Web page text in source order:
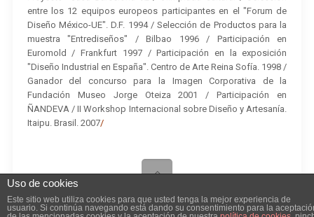
entre los 12 equipos europeos participantes en el "Forum de
Diseño México-UE". D.F. 1994 / Selección de Productos para la
muestra "Entrediseños" / Bilbao 1996 / Participación en
Euromold / Frankfurt 1997 / Participación en la exposición
"Diseño Industrial en España". Centro de Arte Reina Sofía. 1998 /
Ganador del concurso para la Imagen Corporativa de la
Fundación Museo Jorge Oteiza 2001 / Participación en
ÑANDEVA / II Workshop Internacional sobre Diseño y Artesanía.
Itaipu. Brasil. 2007/
Iosu Rada Diseño© ·Aviso Legal
Uso de cookies
Este sitio web utiliza cookies para que usted tenga la mejor experiencia de
usuario. Si continúa navegando está dando su consentimiento para la